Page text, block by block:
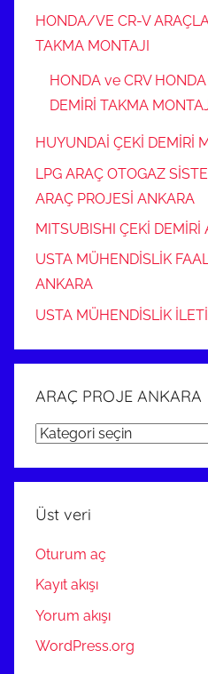
HONDA/VE CR-V
TAKMA MONTAJI
HONDA ve CRV
DEMİRİ TAKMA
HUYUNDAİ ÇEKİ DEMİRİ
LPG ARAÇ OTOGAZ
ARAÇ PROJESİ ANKARA
MITSUBISHI ÇEKİ DEMİRİ
USTA MÜHENDİSLİK
ANKARA
USTA MÜHENDİSLİK
ARAÇ PROJE ANKARA
ARAÇ
ANKARA
Üst veri
Oturum aç
Kayıt akışı
Yorum akışı
WordPress.org